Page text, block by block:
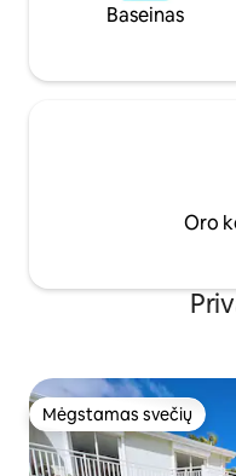
Baseinas
Oro
Mėgstamas svečių
Mėgstamas svečių